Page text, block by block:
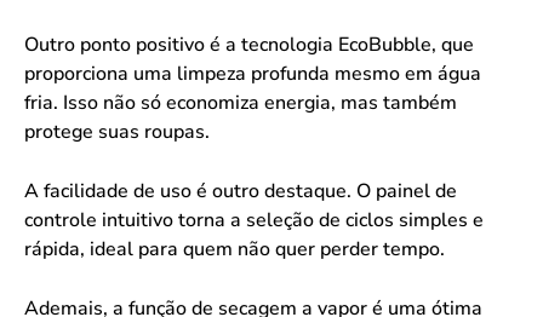
Outro ponto positivo é a tecnologia EcoBubble, que
proporciona uma limpeza profunda mesmo em água
fria. Isso não só economiza energia, mas também
protege suas roupas.
A facilidade de uso é outro destaque. O painel de
controle intuitivo torna a seleção de ciclos simples e
rápida, ideal para quem não quer perder tempo.
Ademais, a função de secagem a vapor é uma ótima